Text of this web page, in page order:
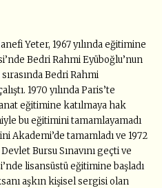
Yeter, 1967 yılında eğitimine
Bedri Rahmi Eyüboğlu’nun
Bedri Rahmi
1970 yılında Paris’te
eğitimine katılmaya hak
bu eğitimini tamamlayamadı
Akademi’de tamamladı ve 1972
Bursu Sınavını geçti ve
lisansüstü eğitimine başladı
aşkın kişisel sergisi olan